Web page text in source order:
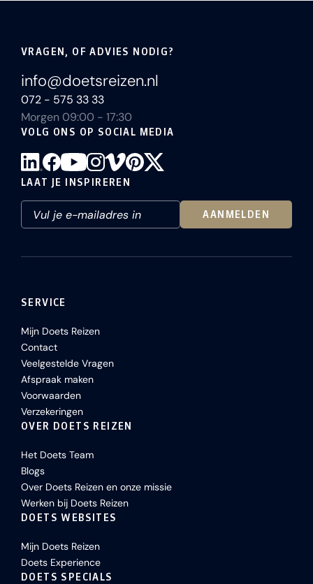
VRAGEN, OF ADVIES NODIG?
info@doetsreizen.nl
072 - 575 33 33
Morgen 09:00 - 17:30
VOLG ONS OP SOCIAL MEDIA
LAAT JE INSPIREREN
AANMELDEN
SERVICE
Mijn Doets Reizen
Contact
Veelgestelde Vragen
Afspraak maken
Voorwaarden
Verzekeringen
OVER DOETS REIZEN
Het Doets Team
Blogs
Over Doets Reizen en onze missie
Werken bij Doets Reizen
DOETS WEBSITES
Mijn Doets Reizen
Doets Experience
DOETS SPECIALS